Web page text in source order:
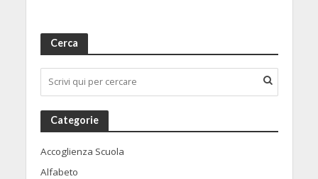
Cerca
Categorie
Accoglienza Scuola
Alfabeto